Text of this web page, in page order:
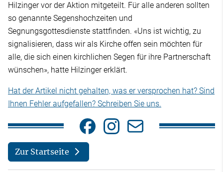
Hilzinger vor der Aktion mitgeteilt. Für alle anderen sollten
so genannte Segenshochzeiten und
Segnungsgottesdienste stattfinden. «Uns ist wichtig, zu
signalisieren, dass wir als Kirche offen sein möchten für
alle, die sich einen kirchlichen Segen für ihre Partnerschaft
wünschen», hatte Hilzinger erklärt.
Hat der Artikel nicht gehalten, was er versprochen hat? Sind
Ihnen Fehler aufgefallen? Schreiben Sie uns.
Zur Startseite